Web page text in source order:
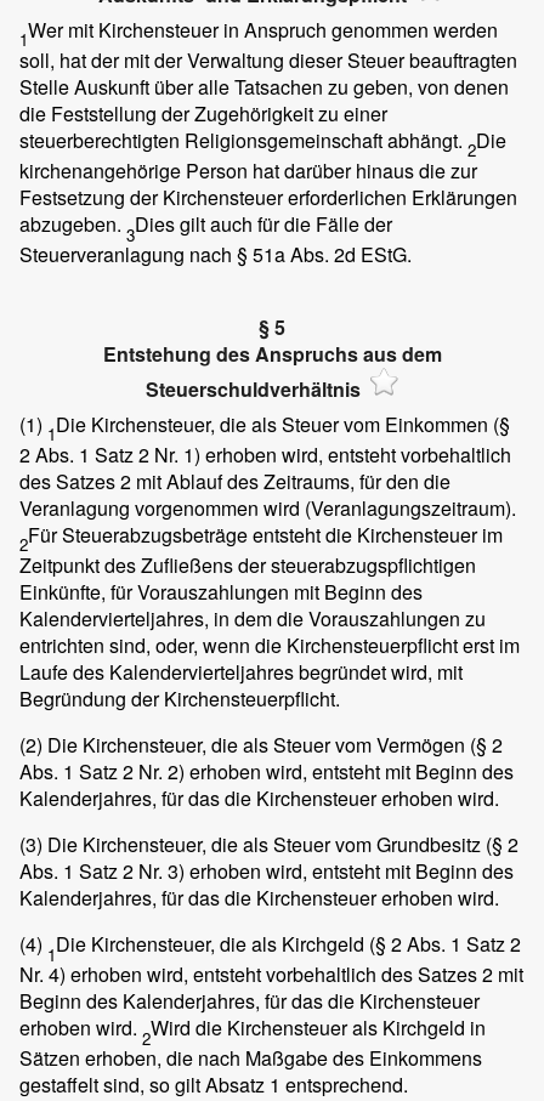
1Wer mit Kirchensteuer in Anspruch genommen werden
soll, hat der mit der Verwaltung dieser Steuer beauftragten
Stelle Auskunft über alle Tatsachen zu geben, von denen
die Feststellung der Zugehörigkeit zu einer
steuerberechtigten Religionsgemeinschaft abhängt. 2Die
kirchenangehörige Person hat darüber hinaus die zur
Festsetzung der Kirchensteuer erforderlichen Erklärungen
abzugeben. 3Dies gilt auch für die Fälle der
Steuerveranlagung nach § 51a Abs. 2d EStG.
§ 5
Entstehung des Anspruchs aus dem
Steuerschuldverhältnis
(1) 1Die Kirchensteuer, die als Steuer vom Einkommen (§
2 Abs. 1 Satz 2 Nr. 1) erhoben wird, entsteht vorbehaltlich
des Satzes 2 mit Ablauf des Zeitraums, für den die
Veranlagung vorgenommen wird (Veranlagungszeitraum).
2Für Steuerabzugsbeträge entsteht die Kirchensteuer im
Zeitpunkt des Zufließens der steuerabzugspflichtigen
Einkünfte, für Vorauszahlungen mit Beginn des
Kalendervierteljahres, in dem die Vorauszahlungen zu
entrichten sind, oder, wenn die Kirchensteuerpflicht erst im
Laufe des Kalendervierteljahres begründet wird, mit
Begründung der Kirchensteuerpflicht.
(2) Die Kirchensteuer, die als Steuer vom Vermögen (§ 2
Abs. 1 Satz 2 Nr. 2) erhoben wird, entsteht mit Beginn des
Kalenderjahres, für das die Kirchensteuer erhoben wird.
(3) Die Kirchensteuer, die als Steuer vom Grundbesitz (§ 2
Abs. 1 Satz 2 Nr. 3) erhoben wird, entsteht mit Beginn des
Kalenderjahres, für das die Kirchensteuer erhoben wird.
(4) 1Die Kirchensteuer, die als Kirchgeld (§ 2 Abs. 1 Satz 2
Nr. 4) erhoben wird, entsteht vorbehaltlich des Satzes 2 mit
Beginn des Kalenderjahres, für das die Kirchensteuer
erhoben wird. 2Wird die Kirchensteuer als Kirchgeld in
Sätzen erhoben, die nach Maßgabe des Einkommens
gestaffelt sind, so gilt Absatz 1 entsprechend.